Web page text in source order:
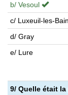
b/ Vesoul
c/ Luxeuil-les-
d/ Gray
e/ Lure
9/ Quelle était